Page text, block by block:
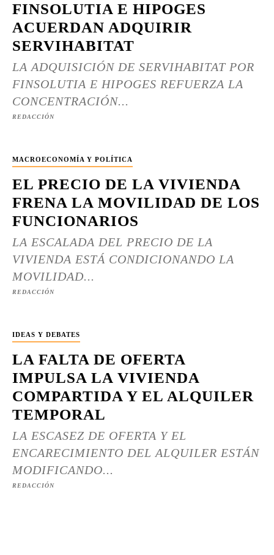
FINSOLUTIA E HIPOGES
ACUERDAN ADQUIRIR
SERVIHABITAT
LA ADQUISICIÓN DE SERVIHABITAT POR
FINSOLUTIA E HIPOGES REFUERZA LA
CONCENTRACIÓN...
REDACCIÓN
MACROECONOMÍA Y POLÍTICA
EL PRECIO DE LA VIVIENDA
FRENA LA MOVILIDAD DE LOS
FUNCIONARIOS
LA ESCALADA DEL PRECIO DE LA
VIVIENDA ESTÁ CONDICIONANDO LA
MOVILIDAD...
REDACCIÓN
IDEAS Y DEBATES
LA FALTA DE OFERTA
IMPULSA LA VIVIENDA
COMPARTIDA Y EL ALQUILER
TEMPORAL
LA ESCASEZ DE OFERTA Y EL
ENCARECIMIENTO DEL ALQUILER ESTÁN
MODIFICANDO...
REDACCIÓN